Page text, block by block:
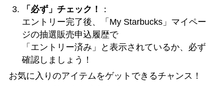
「必ず」チェック！
：
エントリー完了後、「My Starbucks」マイペー
ジの抽選販売申込履歴で
「エントリー済み」と表示されているか、必ず
確認しましょう！
お気に入りのアイテムをゲットできるチャンス！